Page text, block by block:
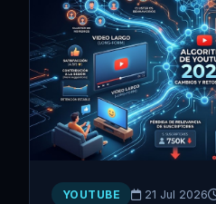
YOUTUBE 21 Jul 2026